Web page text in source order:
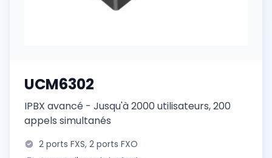
UCM6302
IPBX avancé - Jusqu'à 2000 utilisateurs, 200
appels simultanés
2 ports FXS, 2 ports FXO